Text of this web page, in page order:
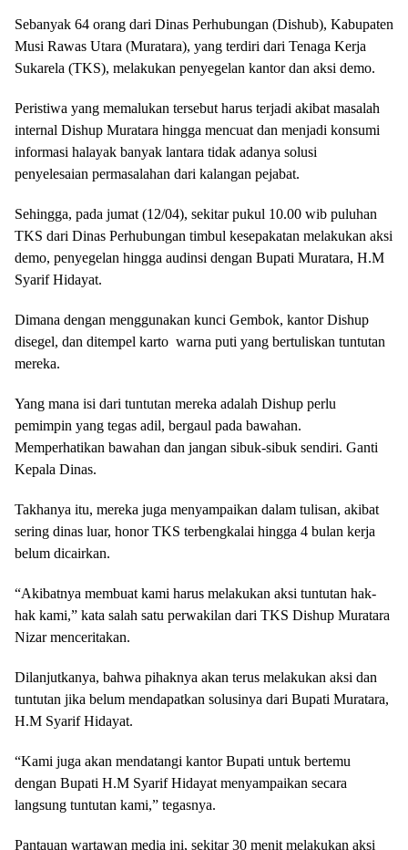
Sebanyak 64 orang dari Dinas Perhubungan (Dishub), Kabupaten
Musi Rawas Utara (Muratara), yang terdiri dari Tenaga Kerja
Sukarela (TKS), melakukan penyegelan kantor dan aksi demo.
Peristiwa yang memalukan tersebut harus terjadi akibat masalah
internal Dishup Muratara hingga mencuat dan menjadi konsumi
informasi halayak banyak lantara tidak adanya solusi
penyelesaian permasalahan dari kalangan pejabat.
Sehingga, pada jumat (12/04), sekitar pukul 10.00 wib puluhan
TKS dari Dinas Perhubungan timbul kesepakatan melakukan aksi
demo, penyegelan hingga audinsi dengan Bupati Muratara, H.M
Syarif Hidayat.
Dimana dengan menggunakan kunci Gembok, kantor Dishup
disegel, dan ditempel karto warna puti yang bertuliskan tuntutan
mereka.
Yang mana isi dari tuntutan mereka adalah Dishup perlu
pemimpin yang tegas adil, bergaul pada bawahan.
Memperhatikan bawahan dan jangan sibuk-sibuk sendiri. Ganti
Kepala Dinas.
Takhanya itu, mereka juga menyampaikan dalam tulisan, akibat
sering dinas luar, honor TKS terbengkalai hingga 4 bulan kerja
belum dicairkan.
“Akibatnya membuat kami harus melakukan aksi tuntutan hak-
hak kami,” kata salah satu perwakilan dari TKS Dishup Muratara
Nizar menceritakan.
Dilanjutkanya, bahwa pihaknya akan terus melakukan aksi dan
tuntutan jika belum mendapatkan solusinya dari Bupati Muratara,
H.M Syarif Hidayat.
“Kami juga akan mendatangi kantor Bupati untuk bertemu
dengan Bupati H.M Syarif Hidayat menyampaikan secara
langsung tuntutan kami,” tegasnya.
Pantauan wartawan media ini, sekitar 30 menit melakukan aksi